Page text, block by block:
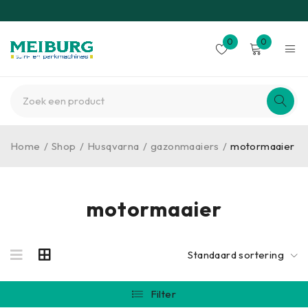
0 0
motormaaier
Home / Shop / Husqvarna / gazonmaaiers / motormaaier
Standaard sortering
Filter